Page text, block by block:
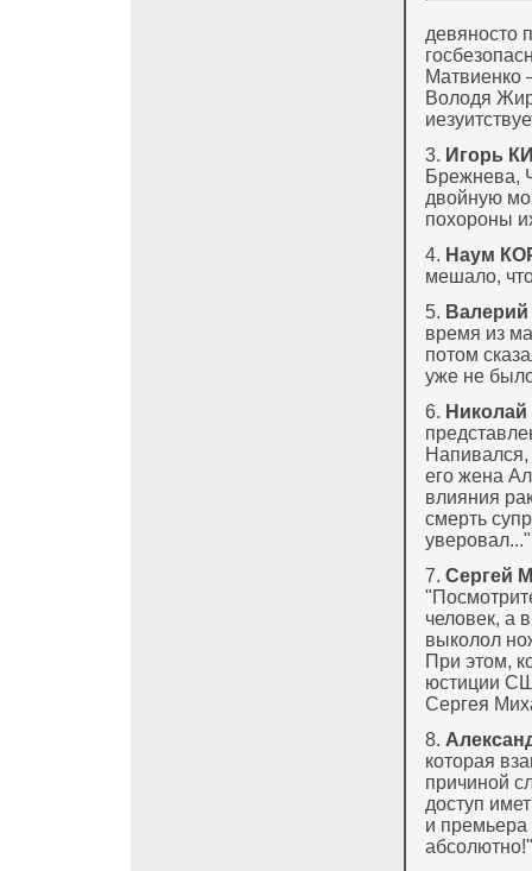
девяносто
Матвиенко
Володя
3. Игорь
Брежнева,
двойную
похороны
4. Наум
мешало,
5.
время из
потом
уже не
6.
его жена
влияния
смерть
уверовал..."
7. Сергей
человек, а
выколол
При этом,
юстиции
Сергея
8.
которая
причиной
доступ
и премьера
абсолютно!"